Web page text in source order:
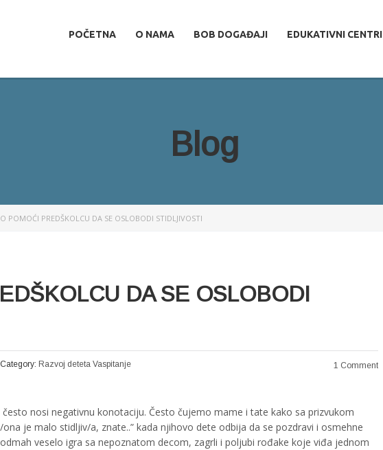
POČETNA O NAMA BOB DOGAĐAJI EDUKATIVNI CENTRI
Blog
POMOĆI PREDŠKOLCU DA SE OSLOBODI STIDLJIVOSTI
DA SE OSLOBODI
Category: Razvoj deteta Vaspitanje 1 Comment
nosi negativnu konotaciju. Često čujemo mame i tate kako sa prizvukom
je malo stidljiv/a, znate..” kada njihovo dete odbija da se pozdravi i osmehne
veselo igra sa nepoznatom decom, zagrli i poljubi rođake koje viđa jednom